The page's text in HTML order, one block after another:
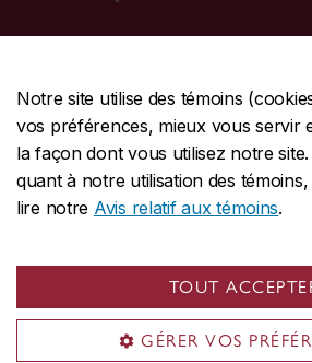
Notre site utilise des témoins
vos préférences, mieux vous servir
la façon dont vous utilisez notre
quant à notre utilisation des
lire notre Avis relatif aux témoins.
TOUT
GÉRER VOS
CENTRALE514-848-2424
URGENCE514-848-3717
Protection et prévention | Accessibilité |
Conditions d'utilisation |
© Université Concordia. Montréal, QC,